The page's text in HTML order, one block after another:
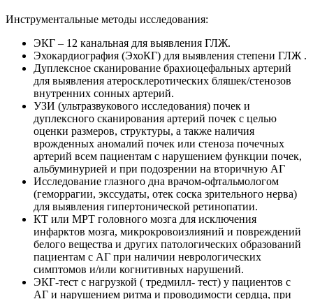
Инструментальные методы исследования:
ЭКГ – 12 канальная для выявления ГЛЖ.
Эхокардиография (ЭхоКГ) для выявления степени ГЛЖ .
Дуплексное сканирование брахиоцефальных артерий
для выявления атеросклеротических бляшек/стенозов
внутренних сонных артерий.
УЗИ (ультразвукового исследования) почек и
дуплексного сканирования артерий почек с целью
оценки размеров, структуры, а также наличия
врожденных аномалий почек или стеноза почечных
артерий всем пациентам с нарушением функции почек,
альбуминурией и при подозрении на вторичную АГ
Исследование глазного дна врачом-офтальмологом
(геморрагии, экссудаты, отек соска зрительного нерва)
для выявления гипертонической ретинопатии.
КТ или МРТ головного мозга для исключения
инфарктов мозга, микрокровоизлияний и повреждений
белого вещества и других патологических образований
пациентам с АГ при наличии неврологических
симптомов и/или когнитивных нарушений.
ЭКГ-тест с нагрузкой ( тредмилл- тест) у пациентов с
АГ и нарушением ритма и проводимости сердца, при